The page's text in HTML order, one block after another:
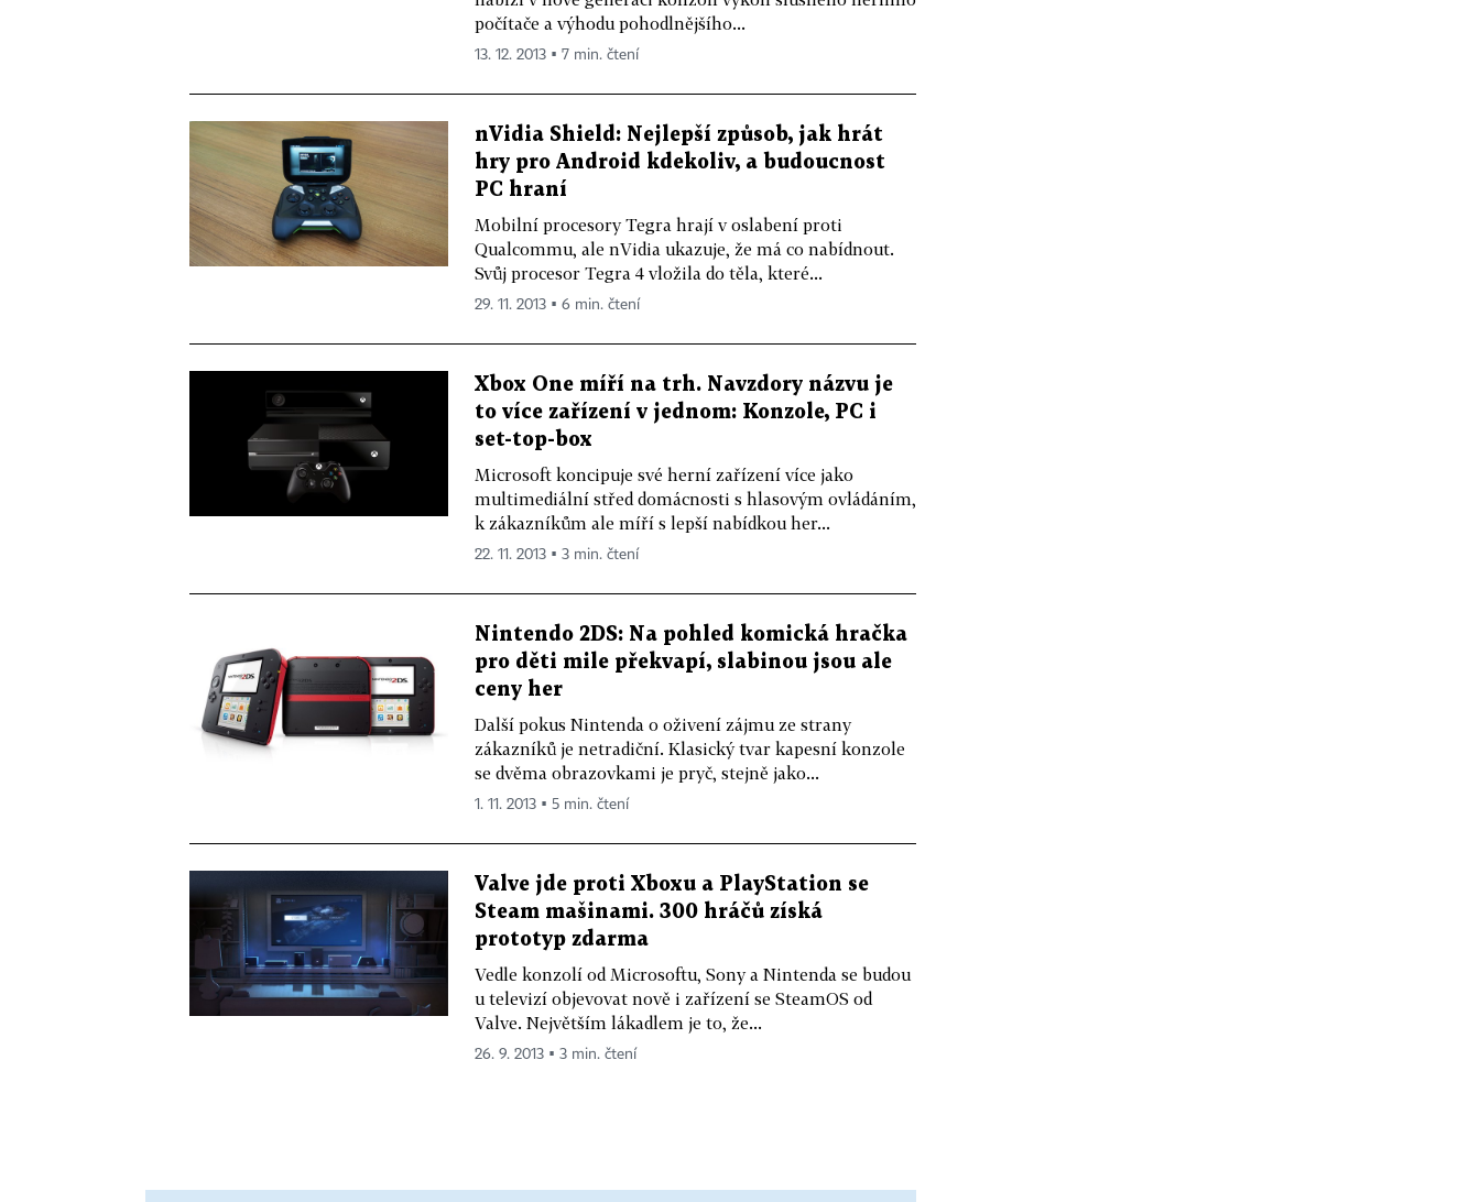
počítače a výhodu pohodlnějšího...
13. 12. 2013 ▪ 7 min. čtení
nVidia Shield: Nejlepší způsob, jak hrát
hry pro Android kdekoliv, a budoucnost
PC hraní
Mobilní procesory Tegra hrají v oslabení proti
Qualcommu, ale nVidia ukazuje, že má co nabídnout.
Svůj procesor Tegra 4 vložila do těla, které...
29. 11. 2013 ▪ 6 min. čtení
Xbox One míří na trh. Navzdory názvu je
to více zařízení v jednom: Konzole, PC i
set-top-box
Microsoft koncipuje své herní zařízení více jako
multimediální střed domácnosti s hlasovým ovládáním,
k zákazníkům ale míří s lepší nabídkou her...
22. 11. 2013 ▪ 3 min. čtení
Nintendo 2DS: Na pohled komická hračka
pro děti mile překvapí, slabinou jsou ale
ceny her
Další pokus Nintenda o oživení zájmu ze strany
zákazníků je netradiční. Klasický tvar kapesní konzole
se dvěma obrazovkami je pryč, stejně jako...
1. 11. 2013 ▪ 5 min. čtení
Valve jde proti Xboxu a PlayStation se
Steam mašinami. 300 hráčů získá
prototyp zdarma
Vedle konzolí od Microsoftu, Sony a Nintenda se budou
u televizí objevovat nově i zařízení se SteamOS od
Valve. Největším lákadlem je to, že...
26. 9. 2013 ▪ 3 min. čtení